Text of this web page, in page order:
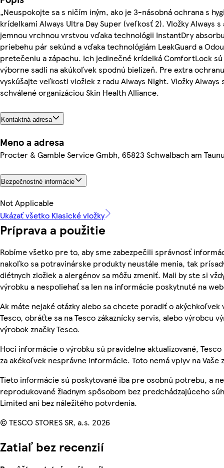
„Neuspokojte sa s ničím iným, ako je 3-násobná ochrana s
krídelkami Always Ultra Day Super (veľkosť 2). Vložky Always
jemnou vrchnou vrstvou vďaka technológii InstantDry
priebehu pár sekúnd a vďaka technológiám LeakGuard a
pretečeniu a zápachu. Ich jedinečné krídelká ComfortLock
výborne sadli na akúkoľvek spodnú bielizeň. Pre extra
vyskúšajte veľkosti vložiek z radu Always Night. Vložky
schválené organizáciou Skin Health Alliance.
Kontaktná adresa
Meno a adresa
Procter & Gamble Service Gmbh, 65823 Schwalbach am
Bezpečnostné informácie
Not Applicable
Ukázať všetko Klasické vložky
Príprava a použitie
Robíme všetko pre to, aby sme zabezpečili správnosť
nakoľko sa potravinárske produkty neustále menia, tak
diétnych zložiek a alergénov sa môžu zmeniť. Mali by ste si
výrobku a nespoliehať sa len na informácie poskytnuté na
Ak máte nejaké otázky alebo sa chcete poradiť o akýchkoľvek
Tesco, obráťte sa na Tesco zákaznícky servis, alebo výrobcu
výrobok značky Tesco.
Hoci informácie o výrobku sú pravidelne aktualizované,
za akékoľvek nesprávne informácie. Toto nemá vplyv na Vaše
Tieto informácie sú poskytované iba pre osobnú potrebu, a
reprodukované žiadnym spôsobom bez predchádzajúceho
Limited ani bez náležitého potvrdenia.
© TESCO STORES SR, a.s. 2026
Zatiaľ bez recenzií